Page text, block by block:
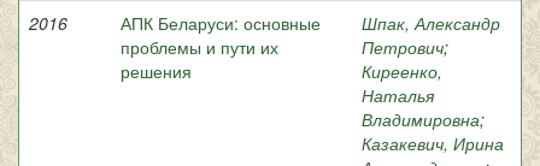
2016
АПК Беларуси: основные
проблемы и пути их
решения
Шпак, Александр
Петрович;
Киреенко,
Наталья
Владимировна;
Казакевич, Ирина